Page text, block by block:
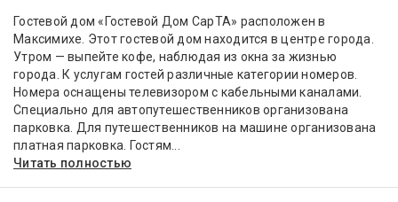
Гостевой дом «Гостевой Дом СарТА» расположен в
Максимихе. Этот гостевой дом находится в центре города.
Утром — выпейте кофе, наблюдая из окна за жизнью
города. К услугам гостей различные категории номеров.
Номера оснащены телевизором с кабельными каналами.
Специально для автопутешественников организована
парковка. Для путешественников на машине организована
платная парковка. Гостям...
Читать полностью